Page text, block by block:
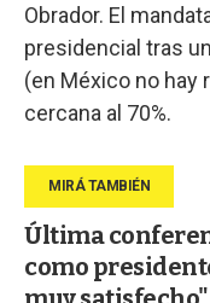
Obrador. El
presidencial tras
(en México no hay
cercana al 70%.
Última
como